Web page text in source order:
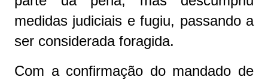
medidas judiciais e fugiu, passando a
ser considerada foragida.
Com a confirmação do mandado de